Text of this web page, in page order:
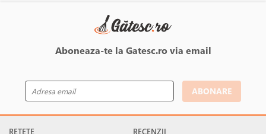
dulce, cat si in cea sarata. Cu siguranta le va atrage privirea tuturor
Aboneaza-te la Gatesc.ro via email
ABONARE
RETETE
RECENZII